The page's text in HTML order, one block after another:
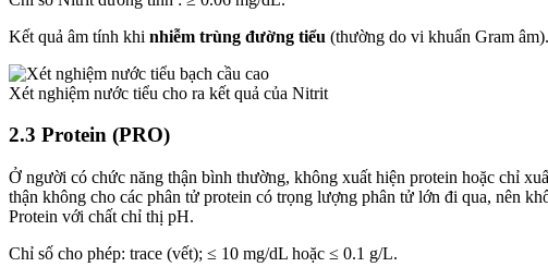
Kết quả âm tính khi nhiễm trùng đường tiểu (thường do vi khuẩn Gram
Xét nghiệm nước tiểu cho ra kết quả của Nitrit
2.3 Protein (PRO)
Ở người có chức năng thận bình thường, không xuất hiện protein hoặc chỉ
thận không cho các phân tử protein có trọng lượng phân tử lớn đi qua, nên
Protein với chất chỉ thị pH.
Chỉ số cho phép: trace (vết); ≤ 10 mg/dL hoặc ≤ 0.1 g/L.